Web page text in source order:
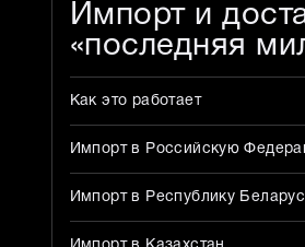
Импорт и
«последняя
Как это работает
Импорт в Российскую
Импорт в Республику